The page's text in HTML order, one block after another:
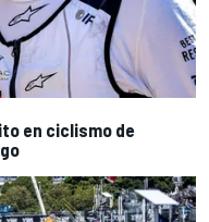
en ciclismo de